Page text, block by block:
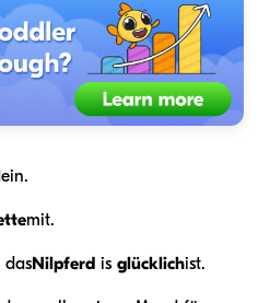
ein.
mit.
dasNilpferd is glücklichist.